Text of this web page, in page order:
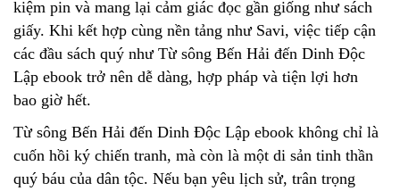
kiệm pin và mang lại cảm giác đọc gần giống như sách
giấy. Khi kết hợp cùng nền tảng như Savi, việc tiếp cận
các đầu sách quý như Từ sông Bến Hải đến Dinh Độc
Lập ebook trở nên dễ dàng, hợp pháp và tiện lợi hơn
bao giờ hết.
Từ sông Bến Hải đến Dinh Độc Lập ebook không chỉ là
cuốn hồi ký chiến tranh, mà còn là một di sản tinh thần
quý báu của dân tộc. Nếu bạn yêu lịch sử, trân trọng